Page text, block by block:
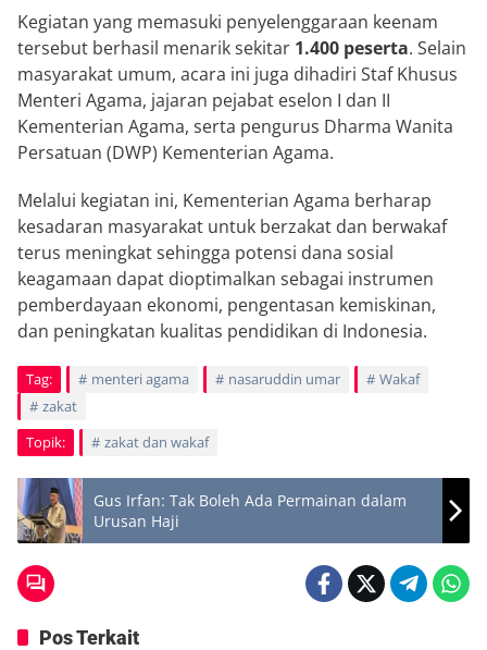
Kegiatan yang memasuki penyelenggaraan keenam
tersebut berhasil menarik sekitar 1.400 peserta. Selain
masyarakat umum, acara ini juga dihadiri Staf Khusus
Menteri Agama, jajaran pejabat eselon I dan II
Kementerian Agama, serta pengurus Dharma Wanita
Persatuan (DWP) Kementerian Agama.
Melalui kegiatan ini, Kementerian Agama berharap
kesadaran masyarakat untuk berzakat dan berwakaf
terus meningkat sehingga potensi dana sosial
keagamaan dapat dioptimalkan sebagai instrumen
pemberdayaan ekonomi, pengentasan kemiskinan,
dan peningkatan kualitas pendidikan di Indonesia.
Tag: menteri agama nasaruddin umar
Wakaf
zakat
Topik:
zakat dan wakaf
Gus Irfan: Tak Boleh Ada Permainan dalam
Urusan Haji
Pos Terkait